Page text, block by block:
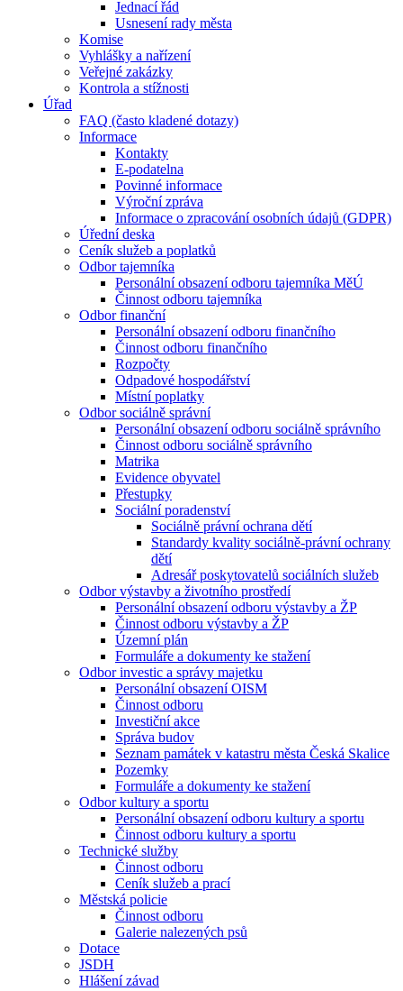
Jednací řád
Usnesení rady města
Komise
Vyhlášky a nařízení
Veřejné zakázky
Kontrola a stížnosti
Úřad
FAQ (často kladené dotazy)
Informace
Kontakty
E-podatelna
Povinné informace
Výroční zpráva
Informace o zpracování osobních údajů (GDPR)
Úřední deska
Ceník služeb a poplatků
Odbor tajemníka
Personální obsazení odboru tajemníka MěÚ
Činnost odboru tajemníka
Odbor finanční
Personální obsazení odboru finančního
Činnost odboru finančního
Rozpočty
Odpadové hospodářství
Místní poplatky
Odbor sociálně správní
Personální obsazení odboru sociálně správního
Činnost odboru sociálně správního
Matrika
Evidence obyvatel
Přestupky
Sociální poradenství
Sociálně právní ochrana dětí
Standardy kvality sociálně-právní ochrany
dětí
Adresář poskytovatelů sociálních služeb
Odbor výstavby a životního prostředí
Personální obsazení odboru výstavby a ŽP
Činnost odboru výstavby a ŽP
Územní plán
Formuláře a dokumenty ke stažení
Odbor investic a správy majetku
Personální obsazení OISM
Činnost odboru
Investiční akce
Správa budov
Seznam památek v katastru města Česká Skalice
Pozemky
Formuláře a dokumenty ke stažení
Odbor kultury a sportu
Personální obsazení odboru kultury a sportu
Činnost odboru kultury a sportu
Technické služby
Činnost odboru
Ceník služeb a prací
Městská policie
Činnost odboru
Galerie nalezených psů
Dotace
JSDH
Hlášení závad